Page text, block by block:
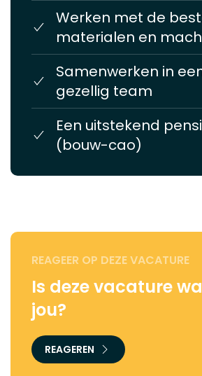
Werken met de
materialen en
Samenwerken in
gezellig team
Een uitstekend
(bouw-cao)
REAGEER OP DEZE VACATURE
Is deze vacature
jou?
REAGEREN